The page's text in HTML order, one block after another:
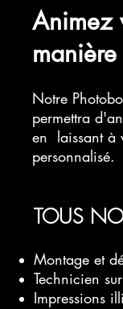
Animez
​Notre
permettra
en laissant à
personnalisé.
TOUS
Montage et
Technicien
Impressions